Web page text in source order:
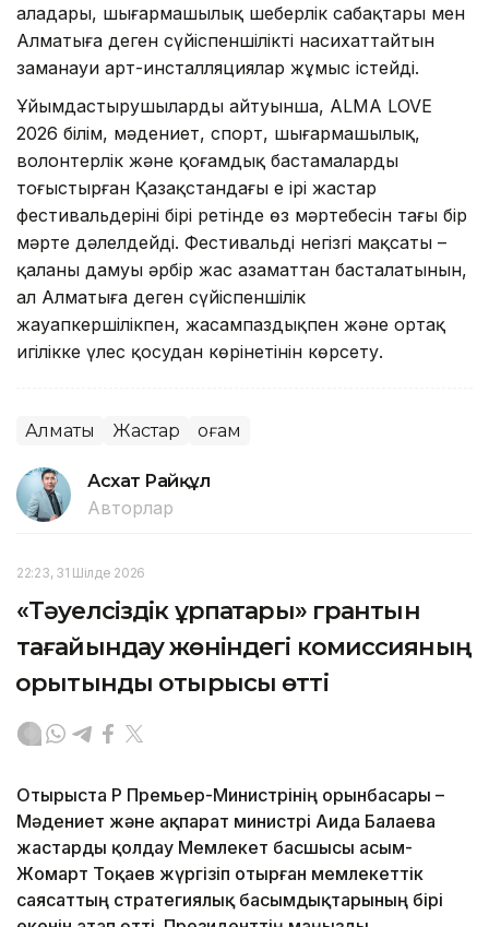
алаңдары, шығармашылық шеберлік сабақтары мен
Алматыға деген сүйіспеншілікті насихаттайтын
заманауи арт-инсталляциялар жұмыс істейді.
Ұйымдастырушылардың айтуынша, ALMA LOVE
2026 білім, мәдениет, спорт, шығармашылық,
волонтерлік және қоғамдық бастамаларды
тоғыстырған Қазақстандағы ең ірі жастар
фестивальдерінің бірі ретінде өз мәртебесін тағы бір
мәрте дәлелдейді. Фестивальдің негізгі мақсаты –
қаланың дамуы әрбір жас азаматтан басталатынын,
ал Алматыға деген сүйіспеншілік
жауапкершілікпен, жасампаздықпен және ортақ
игілікке үлес қосудан көрінетінін көрсету.
Алматы Жастар Қоғам
Асхат Райқұл
Авторлар
22:23, 31 Шілде 2026
«Тәуелсіздік ұрпақтары» грантын
тағайындау жөніндегі комиссияның
қорытынды отырысы өтті
Отырыста ҚР Премьер-Министрінің орынбасары –
Мәдениет және ақпарат министрі Аида Балаева
жастарды қолдау Мемлекет басшысы Қасым-
Жомарт Тоқаев жүргізіп отырған мемлекеттік
саясаттың стратегиялық басымдықтарының бірі